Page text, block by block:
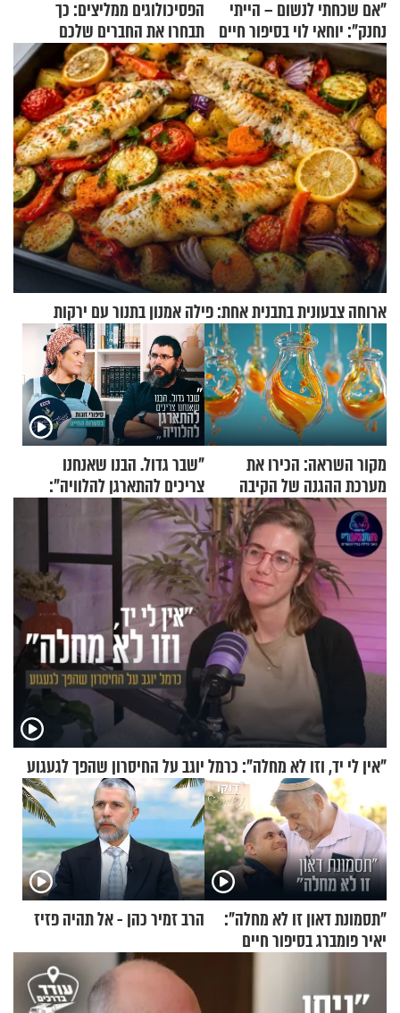
"אם שכחתי לנשום – הייתי
נחנק": יוחאי לוי בסיפור חיים
מעורר השראה
הפסיכולוגים ממליצים: כך
תבחרו את החברים שלכם
בחיים
ארוחה צבעונית בתבנית אחת: פילה אמנון בתנור עם ירקות
מקור השראה: הכירו את
מערכת ההגנה של הקיבה
"שבר גדול. הבנו שאנחנו
צריכים להתארגן להלוויה":
זוגיות במבחן, הפעם עם מרים
וגד דנינו
"אין לי יד, וזו לא מחלה": כרמל יוגב על החיסרון שהפך לגעגוע
"תסמונת דאון זו לא מחלה":
יאיר פומברג בסיפור חיים
הרב זמיר כהן - אל תהיה פזיז